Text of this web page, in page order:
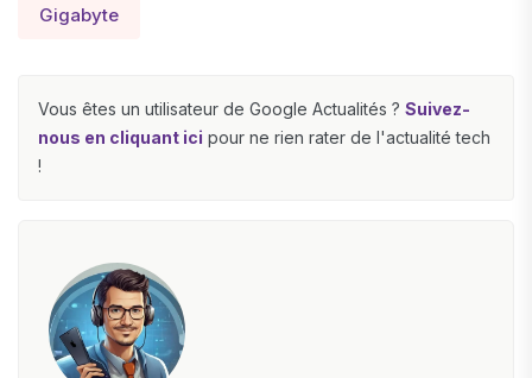
Gigabyte
Vous êtes un utilisateur de Google Actualités ? Suivez-
nous en cliquant ici pour ne rien rater de l'actualité tech
!